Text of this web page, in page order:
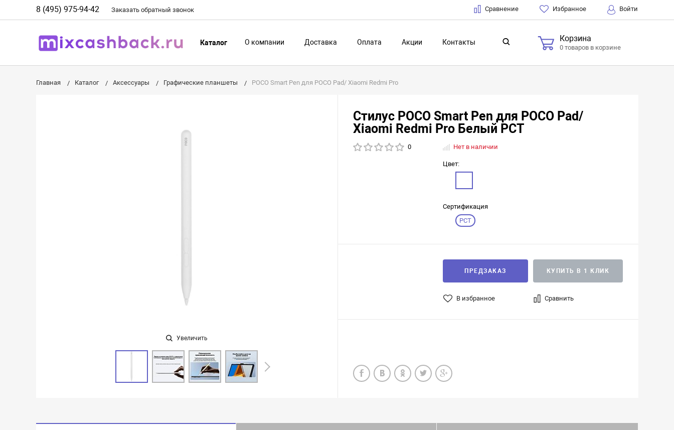
8 (495) 975-94-42 Заказать обратный звонок Сравнение Избранное Войти
Каталог О компании Доставка Оплата Акции Контакты Корзина
0 товаров в корзине
Главная Каталог Аксессуары Графические планшеты POCO Smart Pen для POCO Pad/ Xiaomi Redmi Pro
Увеличить
Стилус POCO Smart Pen для POCO Pad/
Xiaomi Redmi Pro Белый РСТ
0 Нет в наличии
Цвет:
Сертификация
РСТ
ПРЕДЗАКАЗ КУПИТЬ В 1 КЛИК
В избранное Сравнить